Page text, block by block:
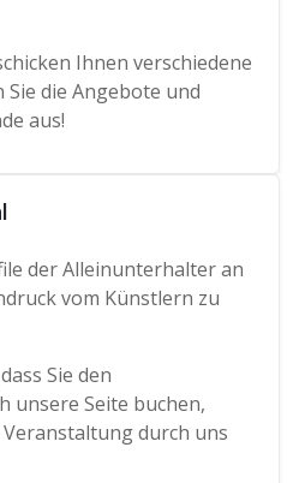
Ihnen verschiedene
die Angebote und
aus!
der Alleinunterhalter an
vom Künstlern zu
Sie den
unsere Seite buchen,
durch uns